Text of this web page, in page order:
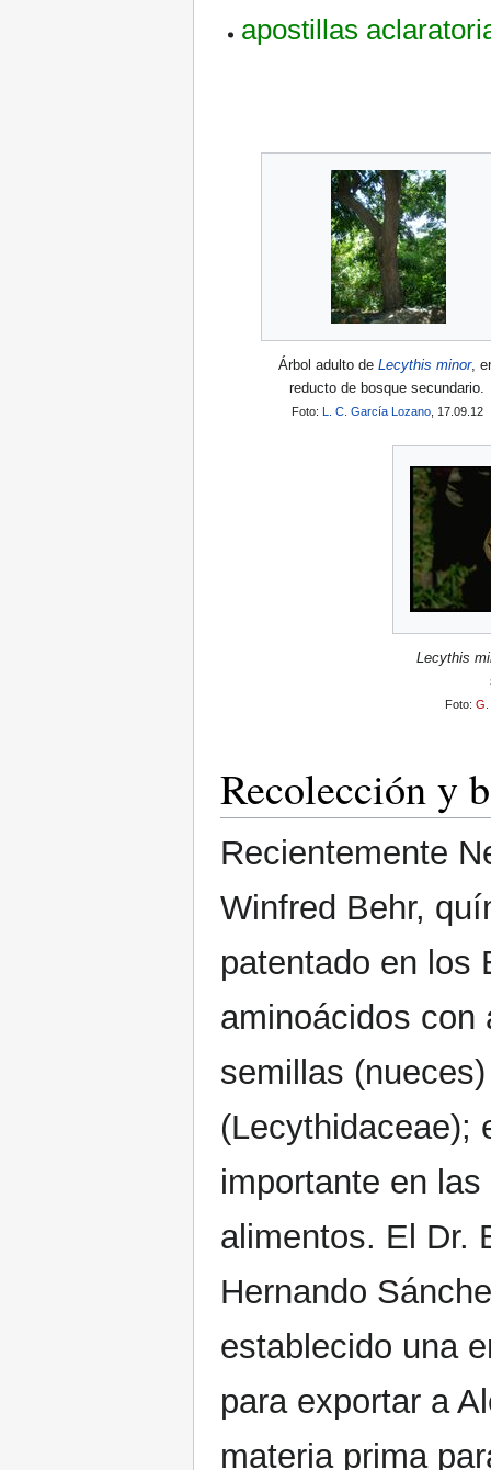
apostillas
Árbol adulto deLecythis minor,
reducto de bosque secundario.
Foto: L. C. García Lozano , 17.09.12
Lecythis
Foto:
Recolección y
Recientemente
Winfred Behr,
patentado en los
aminoácidos con
semillas
(Lecythidaceae);
importante en
alimentos. El Dr.
Hernando
establecido una
para exportar a
materia prima